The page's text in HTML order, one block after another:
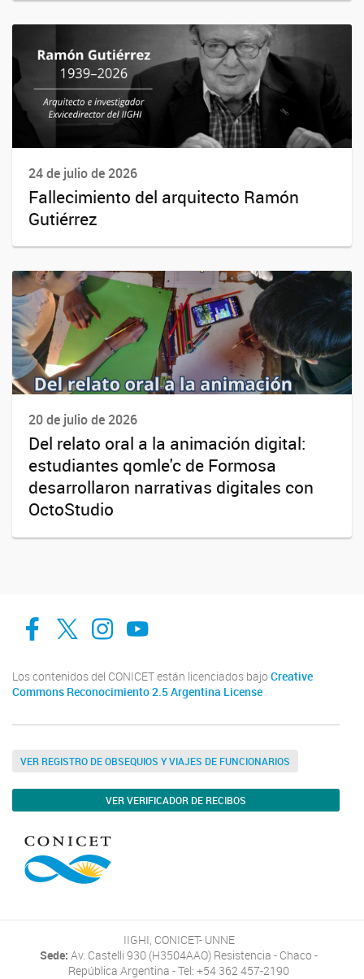
24 de julio de 2026
Fallecimiento del arquitecto Ramón
Gutiérrez
20 de julio de 2026
Del relato oral a la animación digital:
estudiantes qomle'c de Formosa
desarrollaron narrativas digitales con
OctoStudio
facebook
twitter
Instagram
Canal de Youtube
Los contenidos del CONICET están licenciados bajo Creative
Commons Reconocimiento 2.5 Argentina License
VER REGISTRO DE OBSEQUIOS Y VIAJES DE FUNCIONARIOS
VER VERIFICADOR DE RECIBOS
IIGHI, CONICET- UNNE
Sede: Av. Castelli 930 (H3504AAO) Resistencia - Chaco -
República Argentina - Tel: +54 362 457-2190